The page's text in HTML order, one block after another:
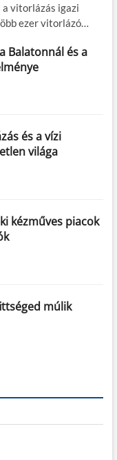
vitorlázás igazi
ezer vitorlázó…
Balatonnál és a
és a vízi
világa
kézműves piacok
múlik